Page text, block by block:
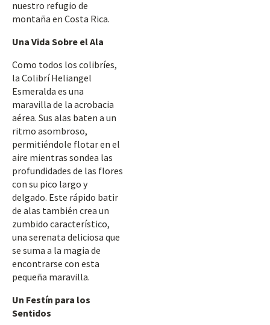
nuestro refugio de
montaña en Costa Rica.
Una Vida Sobre el Ala
Como todos los colibríes,
la Colibrí Heliangel
Esmeralda es una
maravilla de la acrobacia
aérea. Sus alas baten a un
ritmo asombroso,
permitiéndole flotar en el
aire mientras sondea las
profundidades de las flores
con su pico largo y
delgado. Este rápido batir
de alas también crea un
zumbido característico,
una serenata deliciosa que
se suma a la magia de
encontrarse con esta
pequeña maravilla.
Un Festín para los
Sentidos